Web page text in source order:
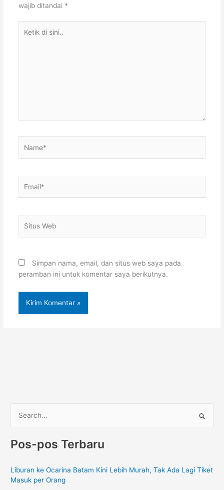
wajib ditandai *
Web
Simpan nama, email, dan situs web saya pada
peramban ini untuk komentar saya berikutnya.
r
u
n
Pos-pos Terbaru
Liburan ke Ocarina Batam Kini Lebih Murah, Tak Ada Lagi Tiket
Masuk per Orang